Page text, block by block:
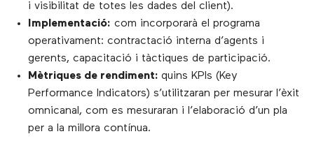
i visibilitat de totes les dades del client).
Implementació: com incorporarà el programa
operativament: contractació interna d’agents i
gerents, capacitació i tàctiques de participació.
Mètriques de rendiment: quins KPIs (Key
Performance Indicators) s’utilitzaran per mesurar l’èxit
omnicanal, com es mesuraran i l’elaboració d’un pla
per a la millora contínua.